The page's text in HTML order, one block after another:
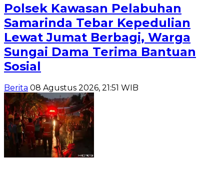
Polsek Kawasan Pelabuhan
Samarinda Tebar Kepedulian
Lewat Jumat Berbagi, Warga
Sungai Dama Terima Bantuan
Sosial
Berita 08 Agustus 2026, 21:51 WIB